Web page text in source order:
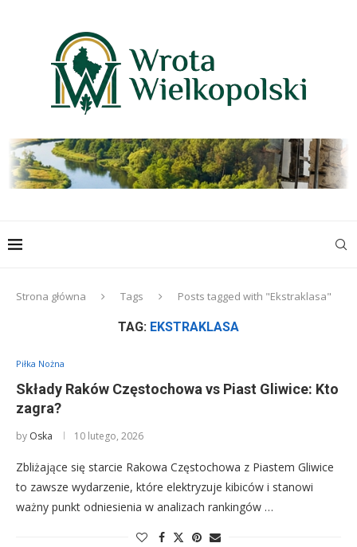
Strona główna Tags Posts tagged with "Ekstraklasa"
TAG: EKSTRAKLASA
Piłka Nożna
Składy Raków Częstochowa vs Piast Gliwice: Kto
zagra?
by Oska 10 lutego, 2026
Zbliżające się starcie Rakowa Częstochowa z Piastem Gliwice
to zawsze wydarzenie, które elektryzuje kibiców i stanowi
ważny punkt odniesienia w analizach rankingów …